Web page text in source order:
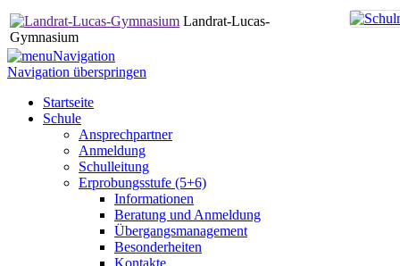
Landrat-Lucas-
Gymnasium
Navigation
Navigation überspringen
Startseite
Schule
Ansprechpartner
Anmeldung
Schulleitung
Erprobungsstufe (5+6)
Informationen
Beratung und Anmeldung
Übergangsmanagement
Besonderheiten
Kontakte